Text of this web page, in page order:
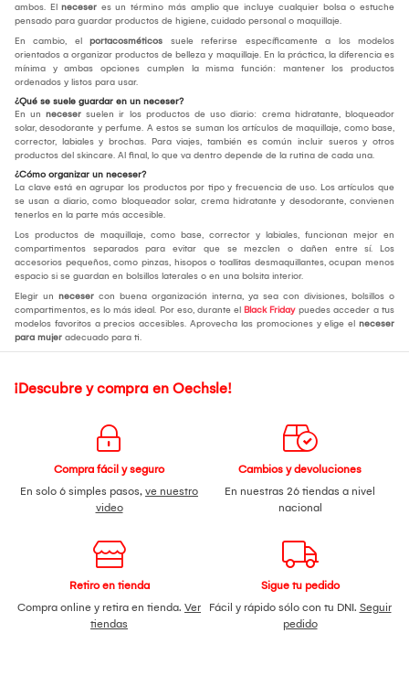
ambos. El neceser es un término más amplio que incluye cualquier bolsa o estuche
pensado para guardar productos de higiene, cuidado personal o maquillaje.
En cambio, el portacosméticos suele referirse específicamente a los modelos
orientados a organizar productos de belleza y maquillaje. En la práctica, la diferencia es
mínima y ambas opciones cumplen la misma función: mantener los productos
ordenados y listos para usar.
¿Qué se suele guardar en un neceser?
En un neceser suelen ir los productos de uso diario: crema hidratante, bloqueador
solar, desodorante y perfume. A estos se suman los artículos de maquillaje, como base,
corrector, labiales y brochas. Para viajes, también es común incluir sueros y otros
productos del skincare. Al final, lo que va dentro depende de la rutina de cada una.
¿Cómo organizar un neceser?
La clave está en agrupar los productos por tipo y frecuencia de uso. Los artículos que
se usan a diario, como bloqueador solar, crema hidratante y desodorante, convienen
tenerlos en la parte más accesible.
Los productos de maquillaje, como base, corrector y labiales, funcionan mejor en
compartimentos separados para evitar que se mezclen o dañen entre sí. Los
accesorios pequeños, como pinzas, hisopos o toallitas desmaquillantes, ocupan menos
espacio si se guardan en bolsillos laterales o en una bolsita interior.
Elegir un neceser con buena organización interna, ya sea con divisiones, bolsillos o
compartimentos, es lo más ideal. Por eso, durante el Black Fridaypuedes acceder a tus
modelos favoritos a precios accesibles. Aprovecha las promociones y elige el neceser
para mujer adecuado para ti.
¡Descubre y compra en Oechsle!
Compra fácil y seguro
En solo 6 simples pasos, ve nuestro
video
Cambios y devoluciones
En nuestras 26 tiendas a nivel
nacional
Retiro en tienda
Compra online y retira en tienda. Ver
tiendas
Sigue tu pedido
Fácil y rápido sólo con tu DNI. Seguir
pedido